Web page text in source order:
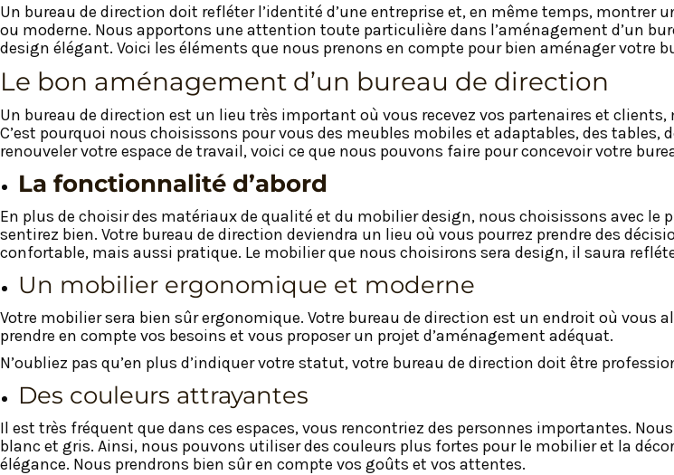
Un bureau de direction doit refléter l’identité d’une entreprise et, en même temps,
ou moderne. Nous apportons une attention toute particulière dans l’aménagement d’un
design élégant. Voici les éléments que nous prenons en compte pour bien aménager votre
Le bon aménagement d’un bureau de direction
Un bureau de direction est un lieu très important où vous recevez vos partenaires et
C’est pourquoi nous choisissons pour vous des meubles mobiles et adaptables, des tables,
renouveler votre espace de travail, voici ce que nous pouvons faire pour concevoir votre
La fonctionnalité d’abord
En plus de choisir des matériaux de qualité et du mobilier design, nous choisissons avec
sentirez bien. Votre bureau de direction deviendra un lieu où vous pourrez prendre des
confortable, mais aussi pratique. Le mobilier que nous choisirons sera design, il saura
Un mobilier ergonomique et moderne
Votre mobilier sera bien sûr ergonomique. Votre bureau de direction est un endroit où vous
prendre en compte vos besoins et vous proposer un projet d’aménagement adéquat.
N’oubliez pas qu’en plus d’indiquer votre statut, votre bureau de direction doit être
Des couleurs attrayantes
Il est très fréquent que dans ces espaces, vous rencontriez des personnes importantes.
blanc et gris. Ainsi, nous pouvons utiliser des couleurs plus fortes pour le mobilier et la
élégance. Nous prendrons bien sûr en compte vos goûts et vos attentes.